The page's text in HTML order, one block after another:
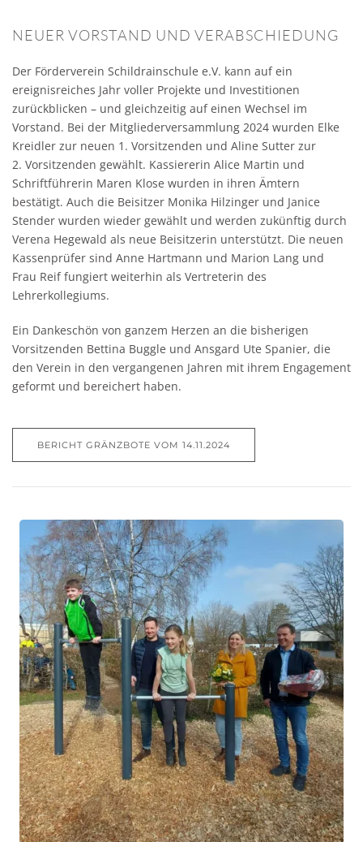
NEUER VORSTAND UND VERABSCHIEDUNG
Der Förderverein Schildrainschule e.V. kann auf ein
ereignisreiches Jahr voller Projekte und Investitionen
zurückblicken – und gleichzeitig auf einen Wechsel im
Vorstand. Bei der Mitgliederversammlung 2024 wurden Elke
Kreidler zur neuen 1. Vorsitzenden und Aline Sutter zur
2. Vorsitzenden gewählt. Kassiererin Alice Martin und
Schriftführerin Maren Klose wurden in ihren Ämtern
bestätigt. Auch die Beisitzer Monika Hilzinger und Janice
Stender wurden wieder gewählt und werden zukünftig durch
Verena Hegewald als neue Beisitzerin unterstützt. Die neuen
Kassenprüfer sind Anne Hartmann und Marion Lang und
Frau Reif fungiert weiterhin als Vertreterin des
Lehrerkollegiums.
Ein Dankeschön von ganzem Herzen an die bisherigen
Vorsitzenden Bettina Buggle und Ansgard Ute Spanier, die
den Verein in den vergangenen Jahren mit ihrem Engagement
geformt und bereichert haben.
BERICHT GRÄNZBOTE VOM 14.11.2024